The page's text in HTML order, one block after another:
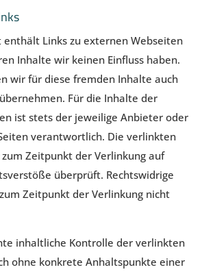
enthält Links zu externen Webseiten
Inhalte wir keinen Einfluss haben.
wir für diese fremden Inhalte auch
Für die Inhalte der
ist stets der jeweilige Anbieter oder
verantwortlich. Die verlinkten
Zeitpunkt der Verlinkung auf
überprüft. Rechtswidrige
Zeitpunkt der Verlinkung nicht
inhaltliche Kontrolle der verlinkten
ohne konkrete Anhaltspunkte einer